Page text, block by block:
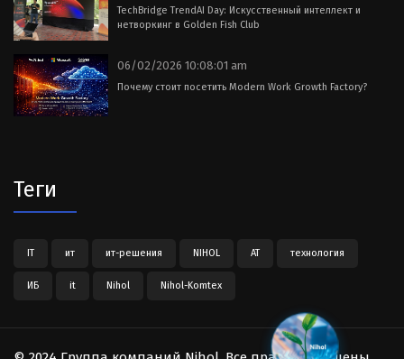
TechBridge TrendAI Day: Искусственный интеллект и
нетворкинг в Golden Fish Club
06/02/2026 10:08:01 am
Почему стоит посетить Modern Work Growth Factory?
Теги
IT ит ит-решения NIHOL АТ технология
ИБ it Nihol Nihol-Komtex